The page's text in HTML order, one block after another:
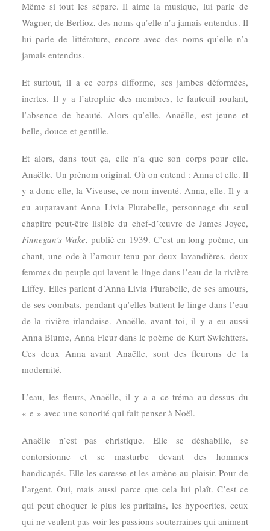
Même si tout les sépare. Il aime la musique, lui parle de
Wagner, de Berlioz, des noms qu’elle n’a jamais entendus. Il
lui parle de littérature, encore avec des noms qu’elle n’a
jamais entendus.
Et surtout, il a ce corps difforme, ses jambes déformées,
inertes. Il y a l’atrophie des membres, le fauteuil roulant,
l’absence de beauté. Alors qu’elle, Anaëlle, est jeune et
belle, douce et gentille.
Et alors, dans tout ça, elle n’a que son corps pour elle.
Anaëlle. Un prénom original. Où on entend : Anna et elle. Il
y a donc elle, la Viveuse, ce nom inventé. Anna, elle. Il y a
eu auparavant Anna Livia Plurabelle, personnage du seul
chapitre peut-être lisible du chef-d’œuvre de James Joyce,
Finnegan’s Wake, publié en 1939. C’est un long poème, un
chant, une ode à l’amour tenu par deux lavandières, deux
femmes du peuple qui lavent le linge dans l’eau de la rivière
Liffey. Elles parlent d’Anna Livia Plurabelle, de ses amours,
de ses combats, pendant qu’elles battent le linge dans l’eau
de la rivière irlandaise. Anaëlle, avant toi, il y a eu aussi
Anna Blume, Anna Fleur dans le poème de Kurt Swichtters.
Ces deux Anna avant Anaëlle, sont des fleurons de la
modernité.
L’eau, les fleurs, Anaëlle, il y a a ce tréma au-dessus du
« e » avec une sonorité qui fait penser à Noël.
Anaëlle n’est pas christique. Elle se déshabille, se
contorsionne et se masturbe devant des hommes
handicapés. Elle les caresse et les amène au plaisir. Pour de
l’argent. Oui, mais aussi parce que cela lui plaît. C’est ce
qui peut choquer le plus les puritains, les hypocrites, ceux
qui ne veulent pas voir les passions souterraines qui animent